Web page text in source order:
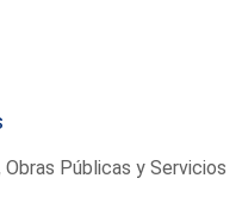
Públicas y Servicios